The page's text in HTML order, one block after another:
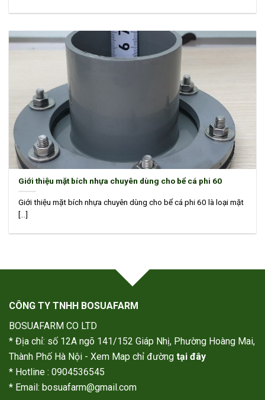
Giới thiệu mặt bích nhựa chuyên dùng cho bể cá phi 60
Giới thiệu mặt bích nhựa chuyên dùng cho bể cá phi 60 là loại mặt
[...]
CÔNG TY TNHH BOSUAFARM
BOSUAFARM CO LTD
* Địa chỉ: số 12A ngõ 141/152 Giáp Nhị, Phường Hoàng Mai,
Thành Phố Hà Nội - Xem Map chỉ đường tại đây
* Hotline : 0904536545
* Email: bosuafarm@gmail.com